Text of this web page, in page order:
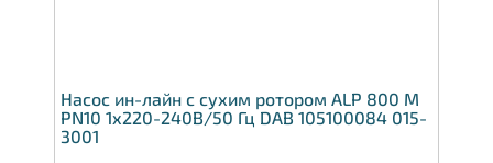
Насос ин-лайн с сухим ротором ALP 800 M
PN10 1x220-240В/50 Гц DAB 105100084 015-
3001